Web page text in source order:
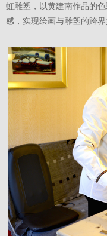
虹雕塑，以黄建南作品的
感，实现绘画与雕塑的跨界